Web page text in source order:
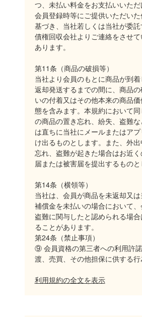
つ、未払い料金をお支払いいただ
会員登録時等にご提供いただい
基づき、当社若しくは当社が委
債権回収会社よりご連絡をさせ
あります。
第11条（商品の破損等）
当社より会員のもとに商品が到
返却発送するまでの間に、商品
いの付着又はその他本来の商品
態を含みます。本規約において
の商品の置き忘れ、紛失、盗難
は直ちに当社にメールまたはア
け出るものとします。また、外
忘れ、盗難が起きた場合はお近
届または被害届を提出するものと
第14条（横領等）
当社は、会員が商品を未返却又
補償金を未払いの場合において
盗難に関与したと認められる場
ることがあります。
第24条（禁止事項）
⑨ 会員資格の第三者への利用許
渡、売買、その他担保に供する行
利用規約の全文を表示